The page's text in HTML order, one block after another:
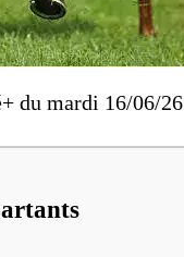
du mardi 16/06/26